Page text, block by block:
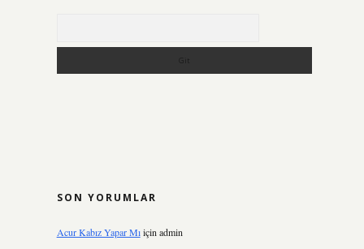
SON YORUMLAR
Acur Kabız Yapar Mıiçin admin